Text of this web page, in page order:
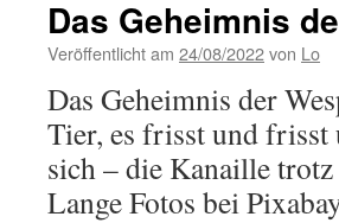
Das Geheimnis
Veröffentlicht am 24/08/2022von Lo
Das Geheimnis der
Tier, es frisst und
sich – die Kanaille
Lange Fotos bei